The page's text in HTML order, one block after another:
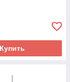
Купить